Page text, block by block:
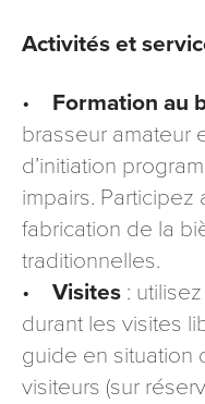
Activités et
• Formation au
brasseur amateur
d’initiation
impairs. Participez
fabrication de la
traditionnelles.
• Visites :
durant les visites
guide en situation
visiteurs (sur